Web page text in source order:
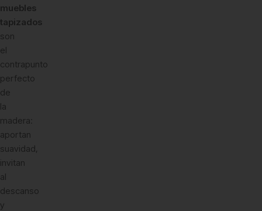
muebles
tapizados
son
el
contrapunto
perfecto
de
la
madera:
aportan
suavidad,
invitan
al
descanso
y